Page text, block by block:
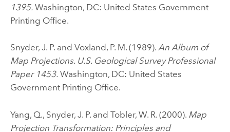
1395.Washington, DC: United States Government
Printing Office.
Snyder, J. P. and Voxland, P. M. (1989). An Album of
Map Projections. U.S. Geological Survey Professional
Paper 1453.Washington, DC: United States
Government Printing Office.
Yang, Q., Snyder, J. P. and Tobler, W. R. (2000). Map
Projection Transformation: Principles and